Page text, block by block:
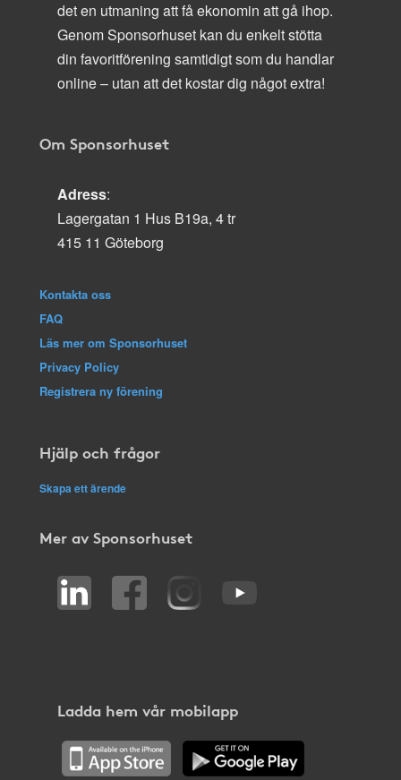
det en utmaning att få ekonomin att gå ihop.
Genom Sponsorhuset kan du enkelt stötta
din favoritförening samtidigt som du handlar
online – utan att det kostar dig något extra!
Om Sponsorhuset
Adress:
Lagergatan 1 Hus B19a, 4 tr
415 11 Göteborg
Kontakta oss
FAQ
Läs mer om Sponsorhuset
Privacy Policy
Registrera ny förening
Hjälp och frågor
Skapa ett ärende
Mer av Sponsorhuset
Ladda hem vår mobilapp